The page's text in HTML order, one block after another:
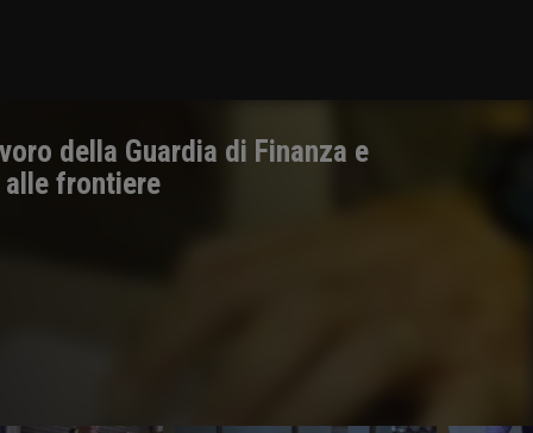
della Guardia di Finanza e
alle frontiere